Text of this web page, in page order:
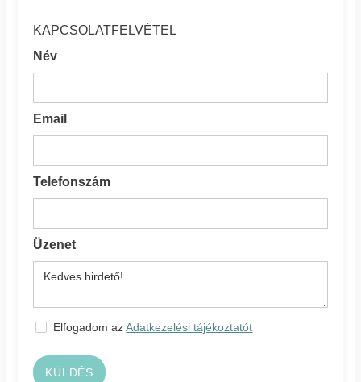
KAPCSOLATFELVÉTEL
Név
Email
Telefonszám
Üzenet
Elfogadom azAdatkezelési tájékoztatót
KÜLDÉS